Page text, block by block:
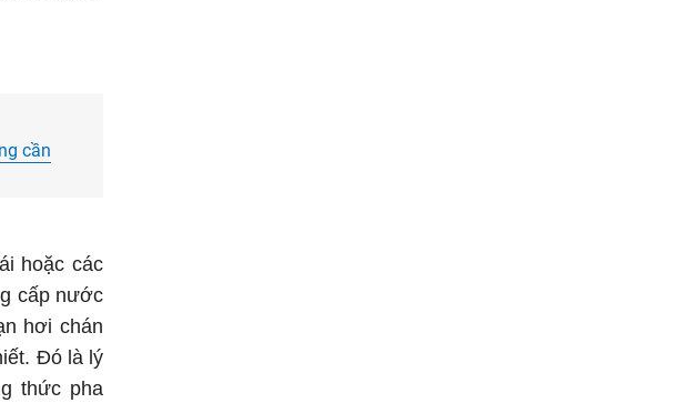
cần
hoặc các
cấp nước
hơi chán
Đó là lý
thức pha